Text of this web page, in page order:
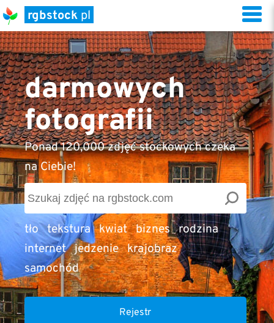
rgbstock pl
darmowych
fotografii
Ponad 120,000 zdjęć stockowych czeka
na Ciebie!
tło tekstura kwiat biznes rodzina
internet jedzenie krajobraz
samochód
Rejestr